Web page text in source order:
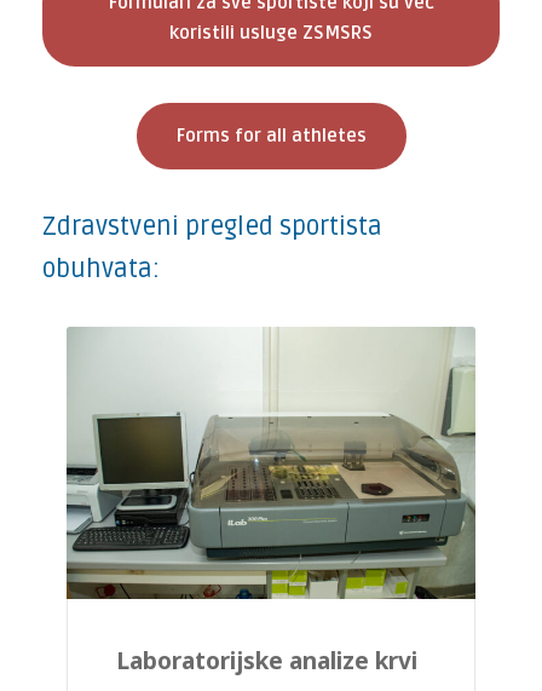
koristili usluge ZSMSRS
Forms for all athletes
Zdravstveni pregled sportista
obuhvata:
Laboratorijske analize krvi